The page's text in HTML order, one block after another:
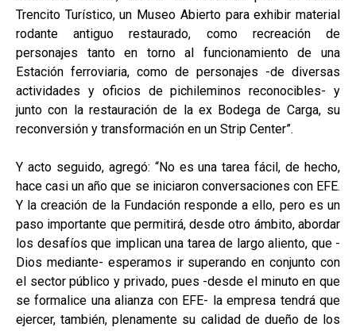
Trencito Turístico, un Museo Abierto para exhibir material
rodante antiguo restaurado, como recreación de
personajes tanto en torno al funcionamiento de una
Estación ferroviaria, como de personajes -de diversas
actividades y oficios de pichileminos reconocibles- y
junto con la restauración de la ex Bodega de Carga, su
reconversión y transformación en un Strip Center”.
Y acto seguido, agregó: “No es una tarea fácil, de hecho,
hace casi un año que se iniciaron conversaciones con EFE.
Y la creación de la Fundación responde a ello, pero es un
paso importante que permitirá, desde otro ámbito, abordar
los desafíos que implican una tarea de largo aliento, que -
Dios mediante- esperamos ir superando en conjunto con
el sector público y privado, pues -desde el minuto en que
se formalice una alianza con EFE- la empresa tendrá que
ejercer, también, plenamente su calidad de dueño de los